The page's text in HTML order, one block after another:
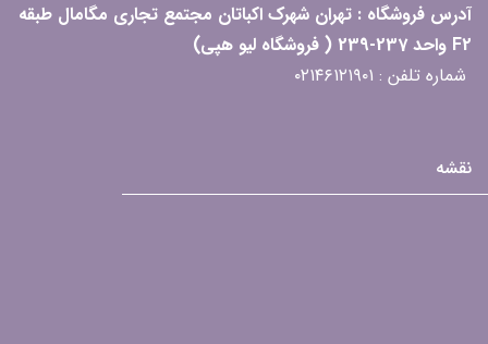
آدرس فروشگاه : تهران شهرک اکباتان مجتمع تجاری مگامال طبقه
F2 واحد 237-239 ( فروشگاه لیو هپی)
شماره تلفن : ۰۲۱۴۶۱۲۱۹۰۱
نقشه